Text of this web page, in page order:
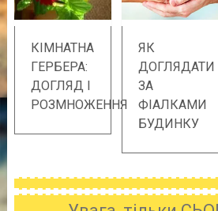
КІМНАТНА
ГЕРБЕРА:
ДОГЛЯД І
РОЗМНОЖЕННЯ
ЯК
ДОГЛЯДАТИ
ЗА
ФІАЛКАМИ
БУДИНКУ